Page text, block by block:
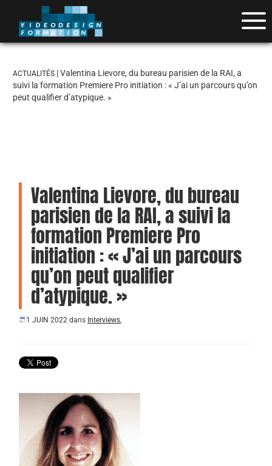
ACTUALITÉS | Valentina Lievore, du bureau parisien de la RAI, a
suivi la formation Premiere Pro initiation : « J’ai un parcours qu’on
peut qualifier d’atypique. »
Valentina Lievore, du bureau
parisien de la RAI, a suivi la
formation Premiere Pro
initiation : « J’ai un parcours
qu’on peut qualifier
d’atypique. »
1 JUIN 2022 dans Interviews,